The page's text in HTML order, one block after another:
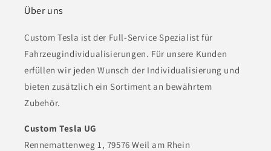
Über uns
Custom Tesla ist der Full-Service Spezialist für
Fahrzeugindividualisierungen. Für unsere Kunden
erfüllen wir jeden Wunsch der Individualisierung und
bieten zusätzlich ein Sortiment an bewährtem
Zubehör.
Custom Tesla UG
Rennemattenweg 1, 79576 Weil am Rhein